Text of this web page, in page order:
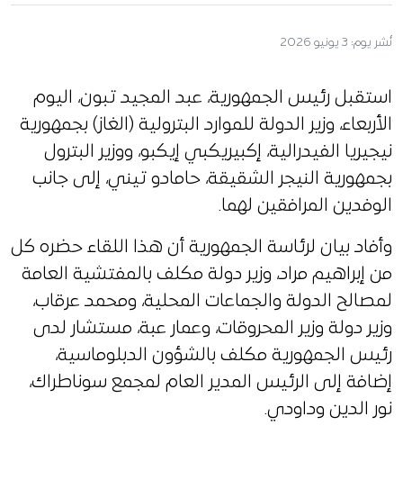
نُشر يوم: 3 يونيو 2026
استقبل رئيس الجمهورية، عبد المجيد تبون، اليوم
الأربعاء، وزير الدولة للموارد البترولية (الغاز) بجمهورية
نيجيريا الفيدرالية، إكبيريكبي إيكبو، ووزير البترول
بجمهورية النيجر الشقيقة، حامادو تيني، إلى جانب
الوفدين المرافقين لهما.
وأفاد بيان لرئاسة الجمهورية أن هذا اللقاء حضره كل
من إبراهيم مراد، وزير دولة مكلف بالمفتشية العامة
لمصالح الدولة والجماعات المحلية، ومحمد عرقاب،
وزير دولة وزير المحروقات، وعمار عبة، مستشار لدى
رئيس الجمهورية مكلف بالشؤون الدبلوماسية،
إضافة إلى الرئيس المدير العام لمجمع سوناطراك،
نور الدين وداودي.